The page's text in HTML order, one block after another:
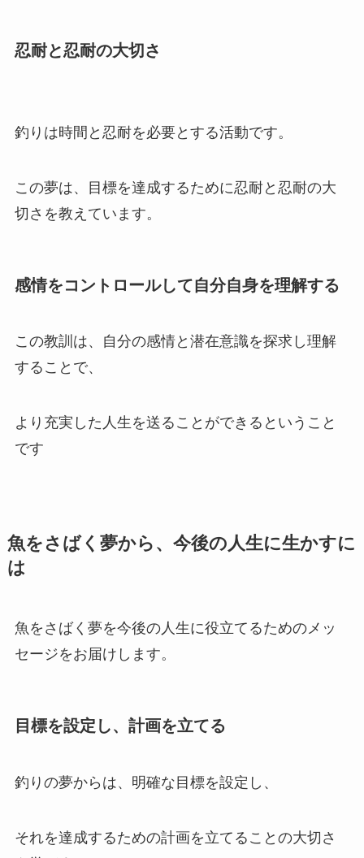
忍耐と忍耐の大切さ
釣りは時間と忍耐を必要とする活動です。
この夢は、目標を達成するために忍耐と忍耐の大
切さを教えています。
感情をコントロールして自分自身を理解する
この教訓は、自分の感情と潜在意識を探求し理解
することで、
より充実した人生を送ることができるということ
です
魚をさばく夢から、今後の人生に生かすに
は
魚をさばく夢を今後の人生に役立てるためのメッ
セージをお届けします。
目標を設定し、計画を立てる
釣りの夢からは、明確な目標を設定し、
それを達成するための計画を立てることの大切さ